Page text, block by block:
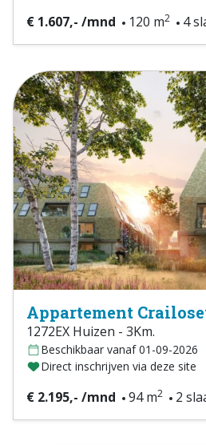
€ 1.607,- /mnd 120 m2 4
Appartement
1272EX Huizen - 3Km.
Beschikbaar vanaf 01-09-2026
Direct inschrijven via deze site
€ 2.195,- /mnd 94 m2 2